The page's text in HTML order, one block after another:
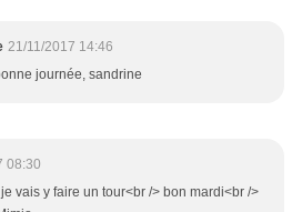
21/11/2017 14:46
journée, sandrine
08:30
vais y faire un tour<br /> bon mardi<br />